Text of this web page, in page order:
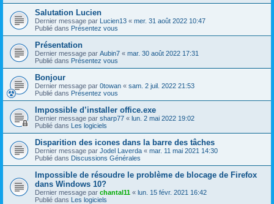
Salutation Lucien
Dernier message par Lucien13 « mer. 31 août 2022 10:47
Publié dans Présentez vous
Présentation
Dernier message par Aubin7 « mar. 30 août 2022 17:31
Publié dans Présentez vous
Bonjour
Dernier message par 0towan « sam. 2 juil. 2022 21:53
Publié dans Présentez vous
Impossible d’installer office.exe
Dernier message par sharp77 « lun. 2 mai 2022 19:02
Publié dans Les logiciels
Disparition des icones dans la barre des tâches
Dernier message par Jodel Laverda « mar. 11 mai 2021 14:30
Publié dans Discussions Générales
Impossible de résoudre le problème de blocage de Firefox
dans Windows 10?
Dernier message par chantal11 « lun. 15 févr. 2021 16:42
Publié dans Les logiciels